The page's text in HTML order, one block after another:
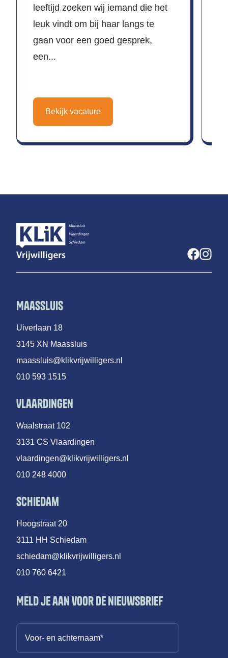
leeftijd zoeken wij iemand die het
leuk vindt om bij haar langs te
gaan voor een goed gesprek,
een...
Bekijk vacature
Maassluis
Uiverlaan 18
3145 XN Maassluis
maassluis@klikvrijwilligers.nl
010 593 1515
Vlaardingen
Waalstraat 102
3131 CS Vlaardingen
vlaardingen@klikvrijwilligers.nl
010 248 4000
Schiedam
Hoogstraat 20
3111 HH Schiedam
schiedam@klikvrijwilligers.nl
010 760 6421
Meld je aan voor de nieuwsbrief